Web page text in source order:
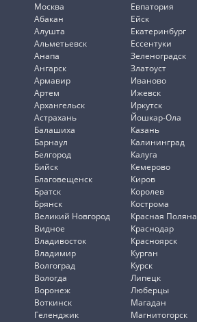
Москва
Абакан
Алушта
Альметьевск
Анапа
Ангарск
Армавир
Артем
Архангельск
Астрахань
Балашиха
Барнаул
Белгород
Бийск
Благовещенск
Братск
Брянск
Великий Новгород
Видное
Владивосток
Владимир
Волгоград
Вологда
Воронеж
Воткинск
Геленджик
Евпатория
Ейск
Екатеринбург
Ессентуки
Зеленоградск
Златоуст
Иваново
Ижевск
Иркутск
Йошкар-Ола
Казань
Калининград
Калуга
Кемерово
Киров
Королев
Кострома
Красная Поляна
Краснодар
Красноярск
Курган
Курск
Липецк
Люберцы
Магадан
Магнитогорск